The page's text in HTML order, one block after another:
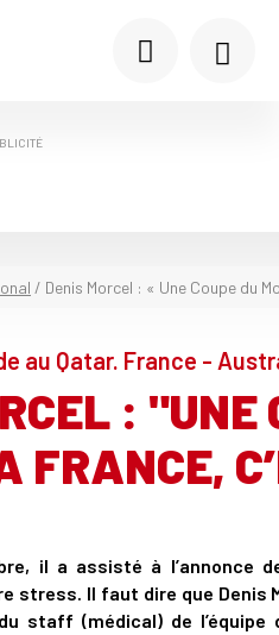
/ Denis Morcel : « Une Coupe du
au Qatar. France -
: "UNE
FRANCE,
il a assisté à l’annonce
stress. Il faut dire que
staff (médical) de